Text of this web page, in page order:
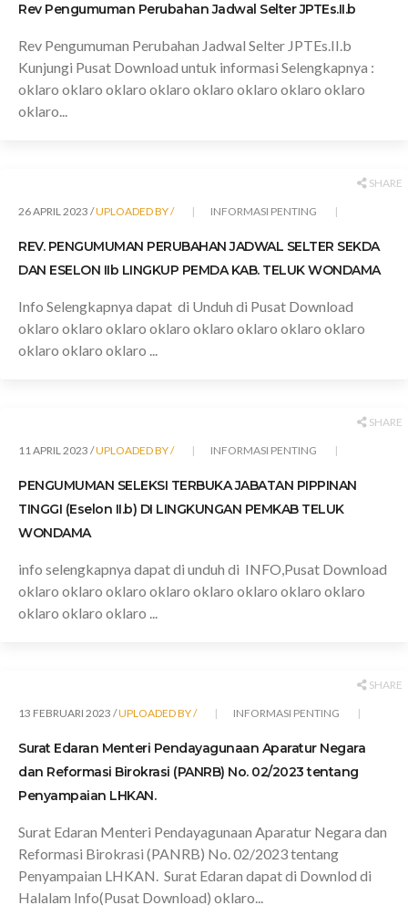
Rev Pengumuman Perubahan Jadwal Selter JPTEs.II.b
Rev Pengumuman Perubahan Jadwal Selter JPTEs.II.b
Kunjungi Pusat Download untuk informasi Selengkapnya :
oklaro oklaro oklaro oklaro oklaro oklaro oklaro oklaro
oklaro...
SHARE
26 APRIL 2023 /UPLOADED BY / INFORMASI PENTING
REV. PENGUMUMAN PERUBAHAN JADWAL SELTER SEKDA
DAN ESELON IIb LINGKUP PEMDA KAB. TELUK WONDAMA
Info Selengkapnya dapat di Unduh di Pusat Download
oklaro oklaro oklaro oklaro oklaro oklaro oklaro oklaro
oklaro oklaro oklaro ...
SHARE
11 APRIL 2023 /UPLOADED BY / INFORMASI PENTING
PENGUMUMAN SELEKSI TERBUKA JABATAN PIPPINAN
TINGGI (Eselon II.b) DI LINGKUNGAN PEMKAB TELUK
WONDAMA
info selengkapnya dapat di unduh di INFO,Pusat Download
oklaro oklaro oklaro oklaro oklaro oklaro oklaro oklaro
oklaro oklaro oklaro ...
SHARE
13 FEBRUARI 2023 /UPLOADED BY / INFORMASI PENTING
Surat Edaran Menteri Pendayagunaan Aparatur Negara
dan Reformasi Birokrasi (PANRB) No. 02/2023 tentang
Penyampaian LHKAN.
Surat Edaran Menteri Pendayagunaan Aparatur Negara dan
Reformasi Birokrasi (PANRB) No. 02/2023 tentang
Penyampaian LHKAN. Surat Edaran dapat di Downlod di
Halalam Info(Pusat Download) oklaro...